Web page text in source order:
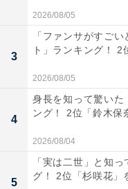
第1位：向井理
2026/08/05
3
「ファンサがすご
ト」ランキング！ 2
2026/08/05
4
身長を知って驚いた
ング！ 2位「鈴木保
2026/08/04
5
「実は二世」と知
グ！ 2位「杉咲花」